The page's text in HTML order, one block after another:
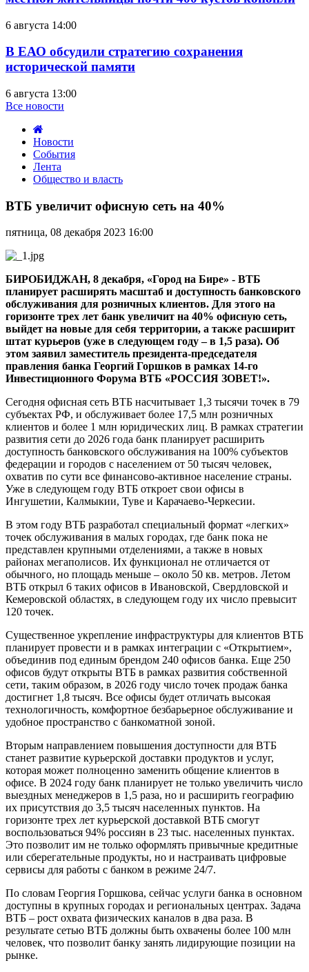
6 августа 14:00
В ЕАО обсудили стратегию сохранения
исторической памяти
6 августа 13:00
Все новости
Новости
События
Лента
Общество и власть
увеличит
офисную
сеть
на
40%
ВТБ увеличит офисную сеть на 40%
пятница, 08 декабря 2023 16:00
БИРОБИДЖАН, 8 декабря, «Город на Бире» - ВТБ
планирует расширять масштаб и доступность банковского
обслуживания для розничных клиентов. Для этого на
горизонте трех лет банк увеличит на 40% офисную сеть,
выйдет на новые для себя территории, а также расширит
штат курьеров (уже в следующем году – в 1,5 раза). Об
этом заявил заместитель президента-председателя
правления банка Георгий Горшков в рамках 14-го
Инвестиционного Форума ВТБ «РОССИЯ ЗОВЕТ!».
Сегодня офисная сеть ВТБ насчитывает 1,3 тысячи точек в 79
субъектах РФ, и обслуживает более 17,5 млн розничных
клиентов и более 1 млн юридических лиц. В рамках стратегии
развития сети до 2026 года банк планирует расширить
доступность банковского обслуживания на 100% субъектов
федерации и городов с населением от 50 тысяч человек,
охватив по сути все финансово-активное население страны.
Уже в следующем году ВТБ откроет свои офисы в
Ингушетии, Калмыкии, Туве и Карачаево-Черкесии.
В этом году ВТБ разработал специальный формат «легких»
точек обслуживания в малых городах, где банк пока не
представлен крупными отделениями, а также в новых
районах мегаполисов. Их функционал не отличается от
обычного, но площадь меньше – около 50 кв. метров. Летом
ВТБ открыл 6 таких офисов в Ивановской, Свердловской и
Кемеровской областях, в следующем году их число превысит
120 точек.
Существенное укрепление инфраструктуры для клиентов ВТБ
планирует провести и в рамках интеграции с «Открытием»,
объединив под единым брендом 240 офисов банка. Еще 250
офисов будут открыты ВТБ в рамках развития собственной
сети, таким образом, в 2026 году число точек продаж банка
достигнет 1,8 тысяч. Все офисы будет отличать высокая
технологичность, комфортное безбарьерное обслуживание и
удобное пространство с банкоматной зоной.
Вторым направлением повышения доступности для ВТБ
станет развитие курьерской доставки продуктов и услуг,
которая может полноценно заменить общение клиентов в
офисе. В 2024 году банк планирует не только увеличить число
выездных менеджеров в 1,5 раза, но и расширить географию
их присутствия до 3,5 тысяч населенных пунктов. На
горизонте трех лет курьерской доставкой ВТБ смогут
воспользоваться 94% россиян в 23 тыс. населенных пунктах.
Это позволит им не только оформлять привычные кредитные
или сберегательные продукты, но и настраивать цифровые
сервисы для работы с банком в режиме 24/7.
По словам Георгия Горшкова, сейчас услуги банка в основном
доступны в крупных городах и региональных центрах. Задача
ВТБ – рост охвата физических каналов в два раза. В
результате сетью ВТБ должны быть охвачены более 100 млн
человек, что позволит банку занять лидирующие позиции на
рынке.